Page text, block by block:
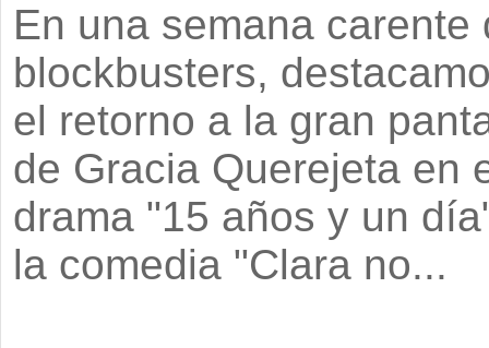
En una semana carente
blockbusters,
el retorno a la gran
de Gracia Querejeta en
drama "15 años y un
la comedia "Clara no...